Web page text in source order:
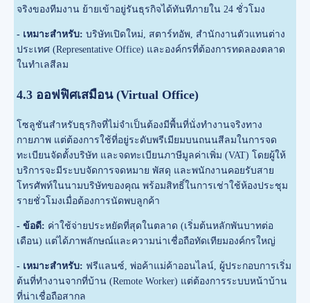
จริงของทีมงาน ย้ายเข้าอยู่รันธุรกิจได้ทันทีภายใน 24 ชั่วโมง
- เหมาะสำหรับ: บริษัทเปิดใหม่, สตาร์ทอัพ, สำนักงานตัวแทนต่าง
ประเทศ (Representative Office) และองค์กรที่ต้องการทดลองตลาด
ในทำเลสีลม
4.3 ออฟฟิศเสมือน (Virtual Office)
โซลูชันสำหรับธุรกิจที่ไม่จำเป็นต้องมีพื้นที่นั่งทำงานจริงทาง
กายภาพ แต่ต้องการใช้ที่อยู่ระดับพรีเมียมบนถนนสีลมในการจด
ทะเบียนจัดตั้งบริษัท และจดทะเบียนภาษีมูลค่าเพิ่ม (VAT) โดยผู้ให้
บริการจะมีระบบจัดการจดหมาย พัสดุ และพนักงานคอยรับสาย
โทรศัพท์ในนามบริษัทของคุณ พร้อมสิทธิ์ในการเช่าใช้ห้องประชุม
รายชั่วโมงเมื่อต้องการนัดพบลูกค้า
- ข้อดี: ค่าใช้จ่ายประหยัดที่สุดในตลาด (เริ่มต้นหลักพันบาทต่อ
เดือน) แต่ได้ภาพลักษณ์และความน่าเชื่อถือทัดเทียมองค์กรใหญ่
- เหมาะสำหรับ: ฟรีแลนซ์, พ่อค้าแม่ค้าออนไลน์, ผู้ประกอบการเริ่ม
ต้นที่ทำงานจากที่บ้าน (Remote Worker) แต่ต้องการระบบหน้าบ้าน
ที่น่าเชื่อถือสากล